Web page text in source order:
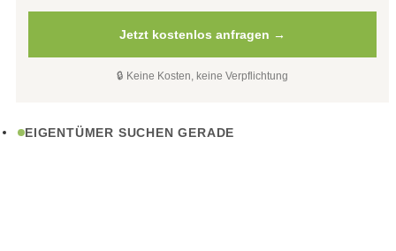
Jetzt kostenlos anfragen →
🔒 Keine Kosten, keine Verpflichtung
EIGENTÜMER SUCHEN GERADE